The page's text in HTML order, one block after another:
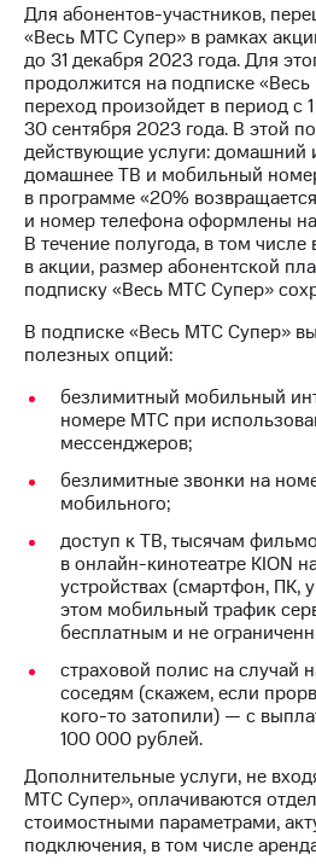
Семейная
группа
Заказать
SIM-
карту
Оформить
eSIM
SIM-
карта
для
иностранцев
Оформить
чистый
номер
Выбрать
красивый
номер
Заменить
SIM-
карту
Перейти
на
eSIM
и подписки
Premium
Подписка
на гигабайты
РИИЛ
и МТС
Супер
дешевле
при
оплате
с карты
МТС
Деньги
МТС
Premium
Подписка
на гигабайты
интернета,
фильмы,
музыка
и многое
Семейная
группа
Скидка
на тарифы,
общие
подписки
и услуги,
доступ
к геолокации
Сертификаты
безопасности
Всё
под
Для абонентов-участников,
«Весь МТС Супер» в рамках
до 31 декабря 2023 года. Для
продолжится на подписке
переход произойдет в период с 1
30 сентября 2023 года. В этой
действующие услуги: домашний
домашнее ТВ и мобильный
в программе «20%
и номер телефона оформлены
В течение полугода, в том числе
в акции, размер абонентской
подписку «Весь МТС Супер»
В подписке «Весь МТС Супер»
полезных опций:
безлимитный мобильный
номере МТС при
мессенджеров;
безлимитные звонки на
мобильного;
доступ к ТВ, тысячам
в онлайн-кинотеатре KION
устройствах (смартфон, ПК,
этом мобильный трафик
бесплатным и не
страховой полис на случай
соседям (скажем, если
кого-то затопили) — с
100 000 рублей.
Дополнительные услуги, не
МТС Супер», оплачиваются
стоимостными параметрами,
подключения, в том числе